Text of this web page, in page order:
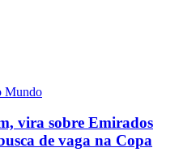
Mundo
vira sobre Emirados
de vaga na Copa